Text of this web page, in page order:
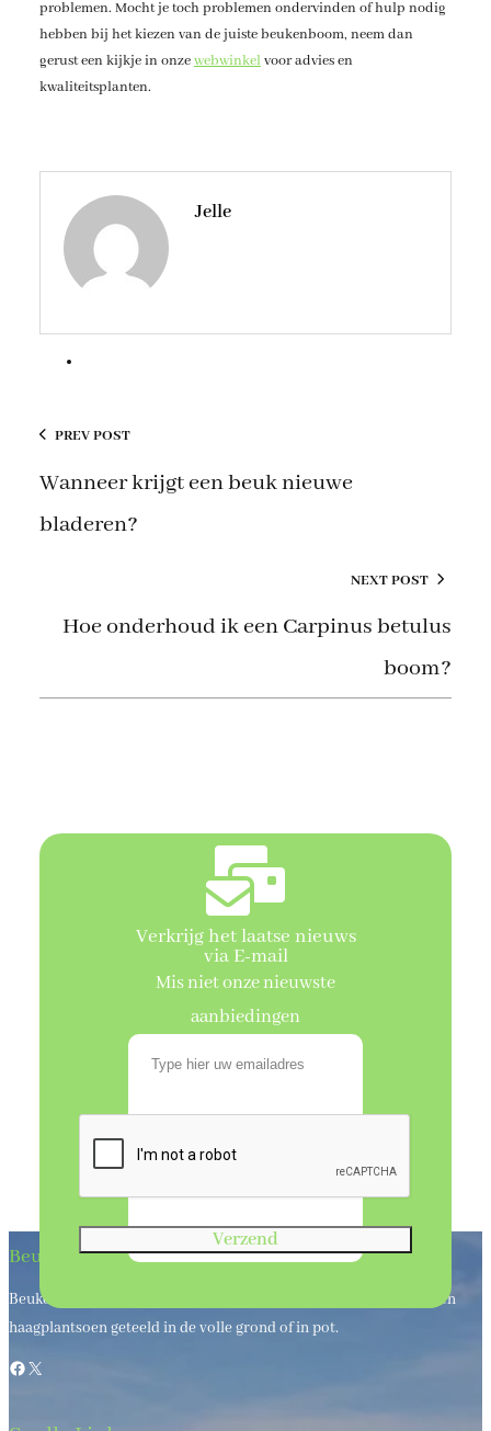
problemen. Mocht je toch problemen ondervinden of hulp nodig
hebben bij het kiezen van de juiste beukenboom, neem dan
gerust een kijkje in onzewebwinkelvoor advies en
kwaliteitsplanten.
Jelle
PREV POST
Wanneer krijgt een beuk nieuwe
bladeren?
NEXT POST
Hoe onderhoud ik een Carpinus betulus
boom?
Verkrijg het laatse nieuws
via E-mail
Mis niet onze nieuwste
aanbiedingen
Verzend
Beukenhaagkwekerij
Beukenhaagkwekerij al meer dan 50 jaar uw leverancier van bos en
haagplantsoen geteeld in de volle grond of in pot.
Facebook
X